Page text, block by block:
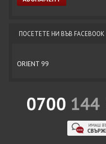
ПОСЕТЕТЕ НИ ВЪВ FACEBOOK
ORIENT 99